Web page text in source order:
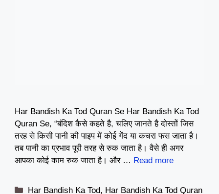
Har Bandish Ka Tod Quran Se Har Bandish Ka Tod
Quran Se, “बंदिश कैसे कहते है, चलिए जानते है दोस्तों जिस
तरह से किसी पानी की पाइप में कोई गेंद या कचरा फस जाता है।
तब पानी का प्रभाव पूरी तरह से रुक जाता है। वैसे ही अगर
आपका कोई काम रुक जाता है। और … Read more
Categories
Har Bandish Ka Tod, Har Bandish Ka Tod Quran